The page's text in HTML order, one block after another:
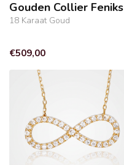
Gouden Collier Feniks
18 Karaat Goud
€509,00